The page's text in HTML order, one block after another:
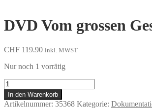
DVD Vom grossen
CHF 119.90 inkl. MWST
Nur noch 1 vorrätig
Vom
grossen
Gesang
Menge
In den Warenkorb
Artikelnummer: 35368 Kategorie: